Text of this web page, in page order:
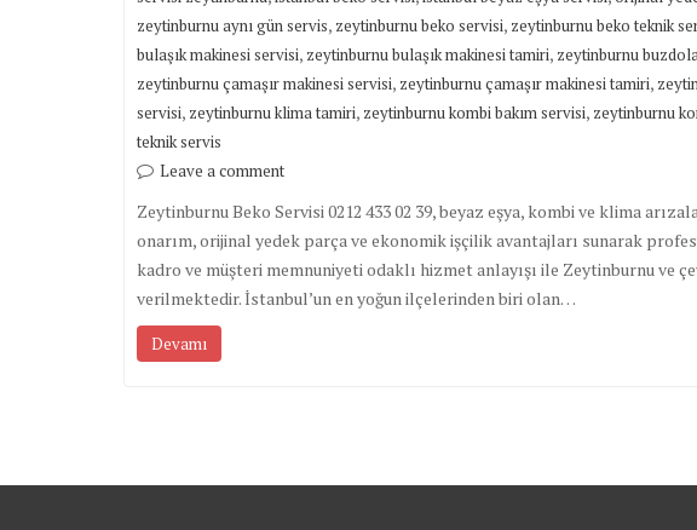
zeytinburnu aynı gün servis, zeytinburnu beko servisi, zeytinburnu beko teknik
bulaşık makinesi servisi, zeytinburnu bulaşık makinesi tamiri, zeytinburnu
zeytinburnu çamaşır makinesi servisi, zeytinburnu çamaşır makinesi tamiri,
servisi, zeytinburnu klima tamiri, zeytinburnu kombi bakım servisi, zeytinburnu
teknik servis
Leave a comment
Zeytinburnu Beko Servisi 0212 433 02 39, beyaz eşya, kombi ve klima
onarım, orijinal yedek parça ve ekonomik işçilik avantajları sunarak
kadro ve müşteri memnuniyeti odaklı hizmet anlayışı ile Zeytinburnu ve
verilmektedir. İstanbul’un en yoğun ilçelerinden biri olan…
Devamı